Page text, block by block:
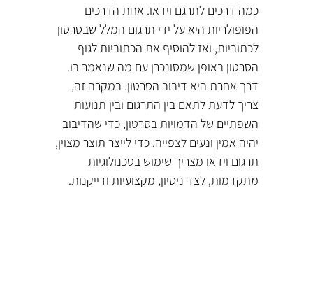
כמה דרכים לתרגם וידאו. אחת הדרכים
הפופולריות היא על ידי תרגום המלל שבסרטון
לכתוביות, ואז להוסיף את הכתוביות לגוף
הסרטון באופן שמסונכרן עם מה שנאמר בו.
דרך אחרת היא דיבוב הסרטון. במקרה זה,
צריך לדעת לתאם בין התרגום ובין תנועות
השפתיים של הדמויות בסרטון, כדי שהדיבוב
יהיה אמין ונעים לצפייה. כדי לייצר תוצר מצוין,
תרגום וידאו מצריך שימוש בטכנולוגיות
מתקדמות, לצד ניסיון, מקצועיות ודייקנות.